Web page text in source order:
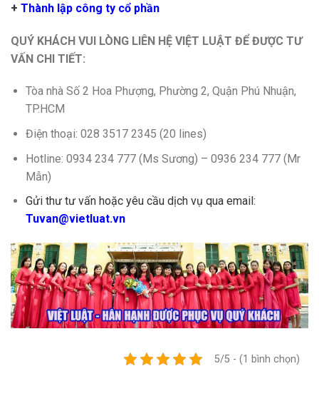
+ Thành lập công ty cổ phần
QUÝ KHÁCH VUI LÒNG LIÊN HỆ VIỆT LUẬT ĐỂ ĐƯỢC TƯ
VẤN CHI TIẾT:
Tòa nhà Số 2 Hoa Phượng, Phường 2, Quận Phú Nhuận,
TP.HCM
Điện thoại: 028 3517 2345 (20 lines)
Hotline: 0934 234 777 (Ms Sương) – 0936 234 777 (Mr
Mẫn)
Gửi thư tư vấn hoặc yêu cầu dịch vụ qua email:
Tuvan@vietluat.vn
5/5 - (1 bình chọn)